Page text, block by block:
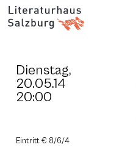
Dienstag,
20.05.14
20:00
Eintritt € 8/6/4